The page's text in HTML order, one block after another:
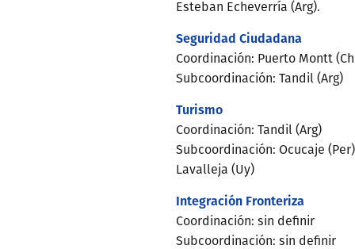
Esteban Echeverría (Arg).
Seguridad Ciudadana
Coordinación: Puerto Montt
Subcoordinación: Tandil (Arg)
Turismo
Coordinación: Tandil (Arg)
Subcoordinación: Ocucaje
Lavalleja (Uy)
Integración Fronteriza
Coordinación: sin definir
Subcoordinación: sin definir